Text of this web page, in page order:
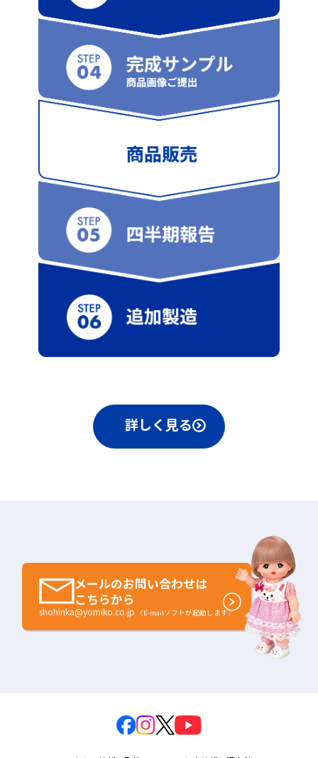
詳しく見る
メールのお問い合わせは
こちらから
shohinka@yomiko.co.jp 〈E-mailソフトが起動します〉